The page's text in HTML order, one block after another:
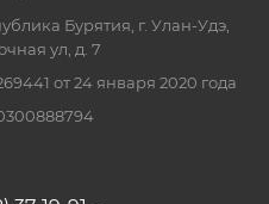
Бурятия, г. Улан-Удэ,
ул, д. 7
от 24 января 2020 года